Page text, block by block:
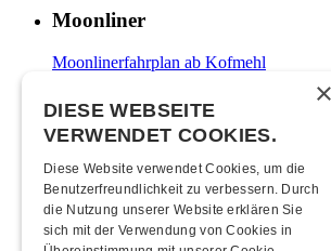
Moonliner
Moonlinerfahrplan ab Kofmehl
Anreise
Mit den ÖVs | Mit dem Auto | Zu Fuss
Zahlungsarten
Die Kulturfabrik Kofmehl ist cashfree.
×
DIESE WEBSEITE
VERWENDET COOKIES.
Diese Website verwendet Cookies, um die
Benutzerfreundlichkeit zu verbessern. Durch
die Nutzung unserer Website erklären Sie
sich mit der Verwendung von Cookies in